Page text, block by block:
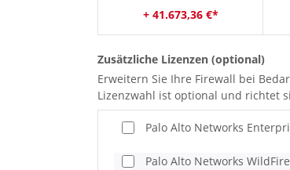
+ 41.673,36 €*
Zusätzliche Lizenzen (optional)
Erweitern Sie Ihre Firewall bei
Lizenzwahl ist optional und richtet
Palo Alto Networks
Palo Alto Networks